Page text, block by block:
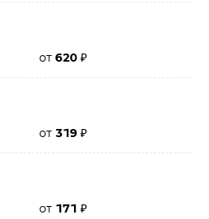
от 620 ₽
от 319 ₽
от 171 ₽